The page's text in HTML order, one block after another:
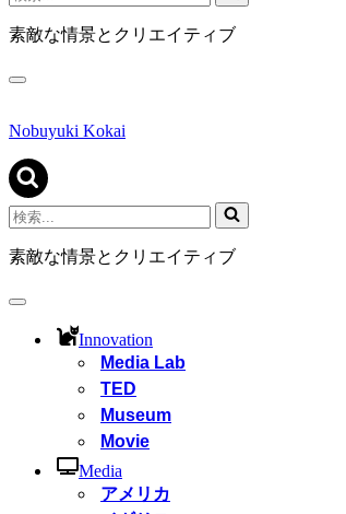
索...
素敵な情景とクリエイティブ
ナ
ゲ
シ
ョ
ン
メ
ニ
ュ
Nobuyuki Kokai
検
索...
素敵な情景とクリエイティブ
ナ
Innovation
Media Lab
TED
Museum
Movie
Media
アメリカ